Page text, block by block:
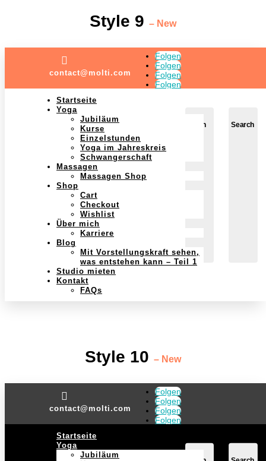
Style 9 – New

contact@molti.com
Folgen
Folgen
Folgen
Folgen
Startseite
Yoga
Jubiläum
Kurse
Einzelstunden
Yoga im Jahreskreis
Schwangerschaft
Massagen
Massagen Shop
Shop
Cart
Checkout
Wishlist
Über mich
Karriere
Blog
Mit Vorstellungskraft sehen,
was entstehen kann – Teil 1
Studio mieten
Kontakt
FAQs
Login Search
Style 10 – New

contact@molti.com
Folgen
Folgen
Folgen
Folgen
Startseite
Yoga
Jubiläum